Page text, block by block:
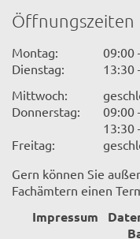
Öffnungszeiten
Montag:
09:00
Dienstag:
13:30
Mittwoch:
Donnerstag:
09:00
13:30
Freitag:
Gern können Sie
Fachämtern einen
Impressum